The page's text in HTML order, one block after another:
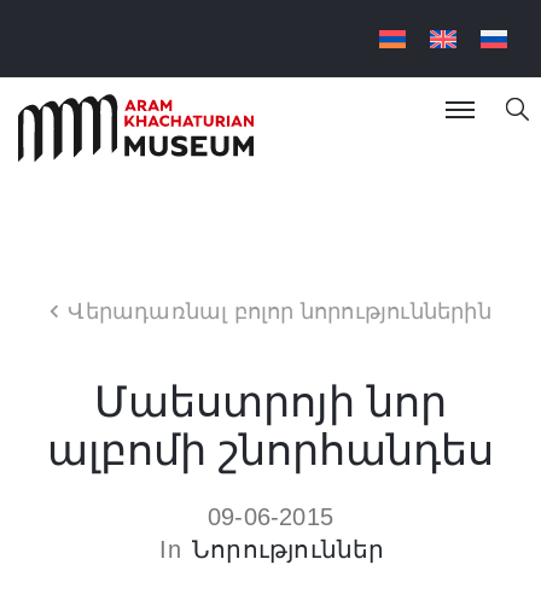
Վերադառնալ բոլոր նորություններին
Մաեստրոյի նոր
ալբոմի շնորհանդես
09-06-2015
In Նորություններ